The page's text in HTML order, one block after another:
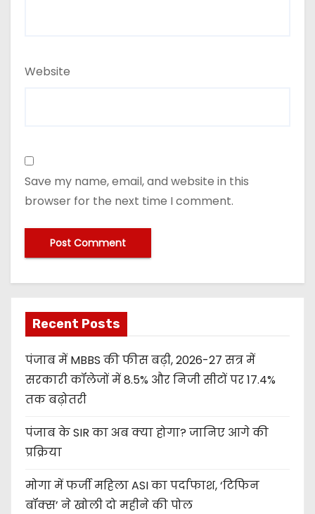
Website
Save my name, email, and website in this
browser for the next time I comment.
Recent Posts
पंजाब में MBBS की फीस बढ़ी, 2026-27 सत्र में
सरकारी कॉलेजों में 8.5% और निजी सीटों पर 17.4%
तक बढ़ोतरी
पंजाब के SIR का अब क्या होगा? जानिए आगे की
प्रक्रिया
मोगा में फर्जी महिला ASI का पर्दाफाश, ‘टिफिन
बॉक्स’ ने खोली दो महीने की पोल